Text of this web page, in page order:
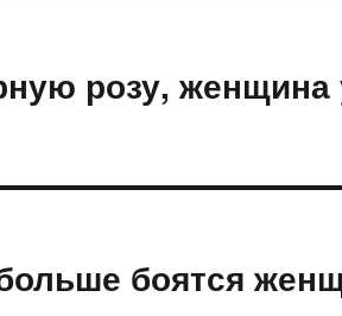
розу, женщина
боятся